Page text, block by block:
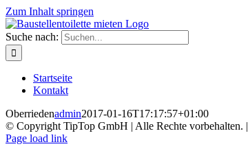
Zum Inhalt springen
Suche nach:
Startseite
Kontakt
Oberriedenadmin2017-01-16T17:17:57+01:00
© Copyright TipTop GmbH | Alle Rechte vorbehalten. |
Page load link